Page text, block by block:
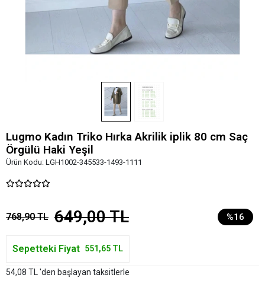
Lugmo Kadın Triko Hırka Akrilik iplik 80 cm Saç
Örgülü Haki Yeşil
Ürün Kodu: LGH1002-345533-1493-1111
768,90 TL 649,00 TL %16
Sepetteki Fiyat 551,65 TL
54,08 TL 'den başlayan taksitlerle